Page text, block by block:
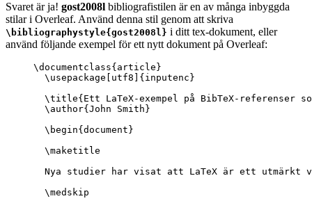
Svaret är ja! gost2008l bibliografistilen är en av många inbyggda
stilar i Overleaf. Använd denna stil genom att skriva
\bibliographystyle{gost2008l} i ditt tex-dokument, eller
använd följande exempel för ett nytt dokument på Overleaf:
\documentclass{ article }
\usepackage
utf8 ]{ inputenc }
\title{Ett LaTeX-exempel på BibTeX-
\author{John Smith}
\begin{ document }
\maketitle
Nya studier har visat att LaTeX är ett utmärkt
\medskip